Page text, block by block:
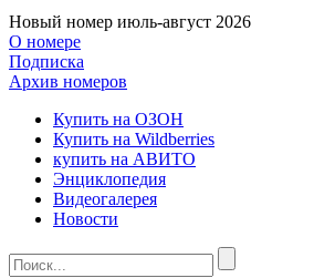
Новый номер июль-август 2026
О номере
Подписка
Архив номеров
Купить на ОЗОН
Купить на Wildberries
купить на АВИТО
Энциклопедия
Видеогалерея
Новости